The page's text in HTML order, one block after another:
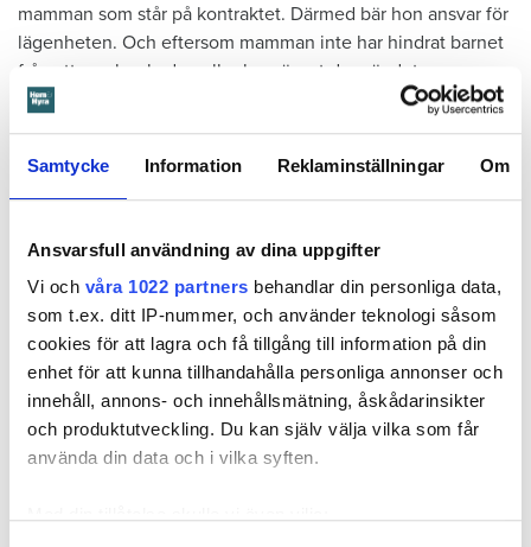
Samtycke Information Reklaminställningar Om
Ansvarsfull användning av dina uppgifter
Vi och våra 1022 partners behandlar din personliga data,
som t.ex. ditt IP-nummer, och använder teknologi såsom
cookies för att lagra och få tillgång till information på din
enhet för att kunna tillhandahålla personliga annonser och
innehåll, annons- och innehållsmätning, åskådarinsikter
och produktutveckling. Du kan själv välja vilka som får
använda din data och i vilka syften.
mamman som står på kontraktet. Därmed bär hon ansvar för
lägenheten. Och eftersom mamman inte har hindrat barnet
från att orsaka skadan eller begränsat den, är det mamman
som ska anses vara vållande och betalningsskyldig.
Det vill säga en dom som kan meddelas när en part inte har
innebär nästan alltid att den som står bakom stämningen, i
det här fallet Öbo, får rätt.
Läs också
kronor plus ränta för reparationerna av skadan, kostnaden